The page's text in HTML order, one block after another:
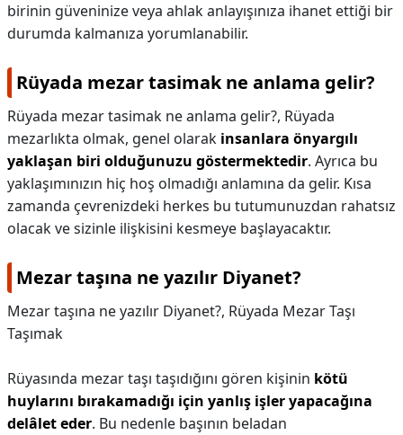
birinin güveninize veya ahlak anlayışınıza ihanet ettiği bir
durumda kalmanıza yorumlanabilir.
Rüyada mezar tasimak ne anlama gelir?
Rüyada mezar tasimak ne anlama gelir?, Rüyada
mezarlıkta olmak, genel olarak insanlara önyargılı
yaklaşan biri olduğunuzu göstermektedir. Ayrıca bu
yaklaşımınızın hiç hoş olmadığı anlamına da gelir. Kısa
zamanda çevrenizdeki herkes bu tutumunuzdan rahatsız
olacak ve sizinle ilişkisini kesmeye başlayacaktır.
Mezar taşına ne yazılır Diyanet?
Mezar taşına ne yazılır Diyanet?, Rüyada Mezar Taşı
Taşımak
Rüyasında mezar taşı taşıdığını gören kişinin kötü
huylarını bırakamadığı için yanlış işler yapacağına
delâlet eder. Bu nedenle başının beladan